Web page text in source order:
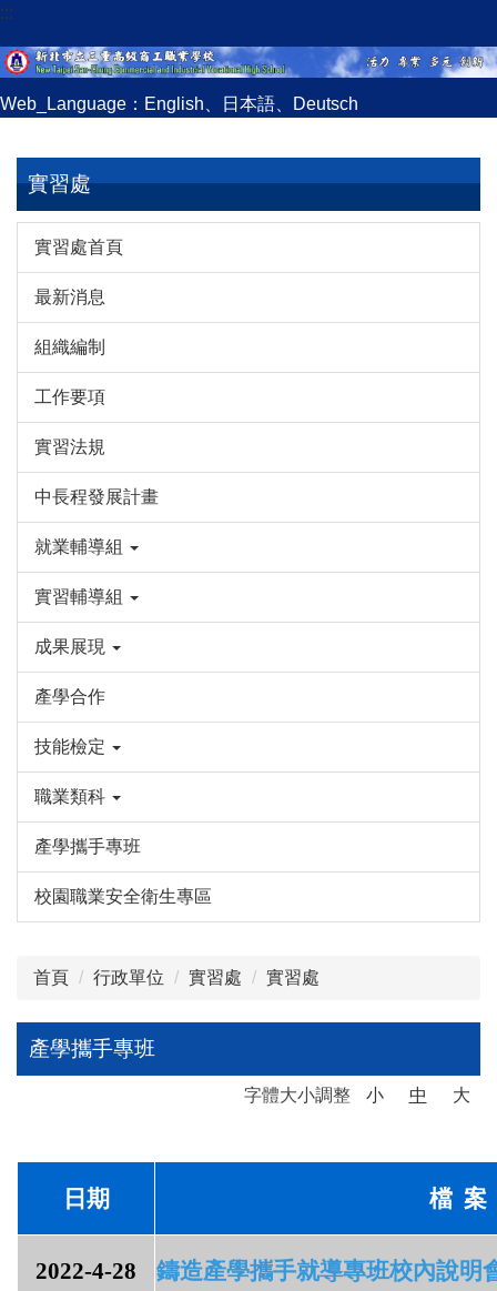
跳
到
主
要
內
:::
Web_Language： English 日本語 Deutsch
實習處
實習處首頁
最新消息
組織編制
工作要項
實習法規
中長程發展計畫
就業輔導組
實習輔導組
成果展現
產學合作
技能檢定
職業類科
產學攜手專班
校園職業安全衛生專區
首頁 行政單位 實習處 實習處
產學攜手專班
字體大小調整 小 中 大
日 期 檔 案
2022-4-28 鑄造產學攜手就導專班校內說明